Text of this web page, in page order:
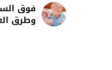
فوق
وطرق